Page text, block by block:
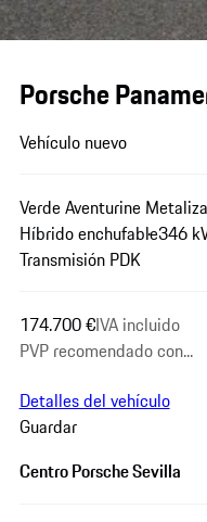
Porsche
Vehículo nuevo
Verde Aventurine
Híbrido enchufable346
Transmisión PDK
174.700 €IVA incluido
PVP recomendado con...
Detalles del vehículo
Guardar
Centro Porsche Sevilla